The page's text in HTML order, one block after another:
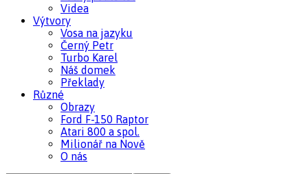
Videa
Výtvory
Vosa na jazyku
Černý Petr
Turbo Karel
Náš domek
Překlady
Různé
Obrazy
Ford F-150 Raptor
Atari 800 a spol.
Milionář na Nově
O nás